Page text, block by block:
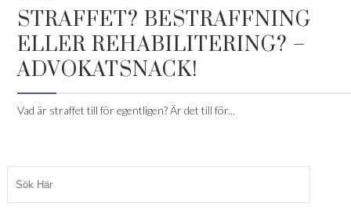
STRAFFET? BESTRAFFNING
ELLER REHABILITERING? –
ADVOKATSNACK!
Vad är straffet till för egentligen? Är det till för...